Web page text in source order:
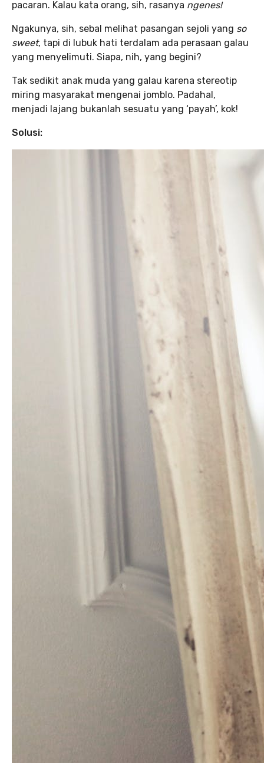
pacaran. Kalau kata orang, sih, rasanya ngenes!
Ngakunya, sih, sebal melihat pasangan sejoli yang so
sweet, tapi di lubuk hati terdalam ada perasaan galau
yang menyelimuti. Siapa, nih, yang begini?
Tak sedikit anak muda yang galau karena stereotip
miring masyarakat mengenai jomblo. Padahal,
menjadi lajang bukanlah sesuatu yang ‘payah’, kok!
Solusi: